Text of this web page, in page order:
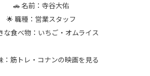
🚗 名前：寺谷大佑
🌟 職種：営業スタッフ
な食べ物：いちご・オムライス
筋トレ・コナンの映画を見る